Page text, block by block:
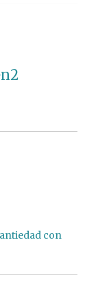
con